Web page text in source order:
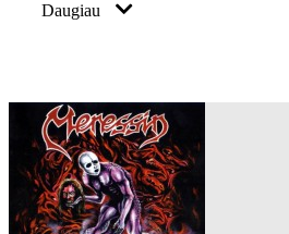
Daugiau